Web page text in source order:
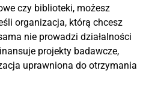
czy biblioteki, możesz
organizacja, którą chcesz
nie prowadzi działalności
projekty badawcze,
uprawniona do otrzymania